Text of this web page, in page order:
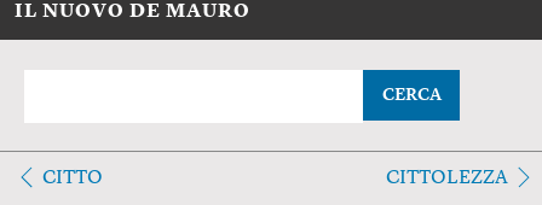
IL NUOVO DE MAURO
CERCA
CITTO CITTOLEZZA